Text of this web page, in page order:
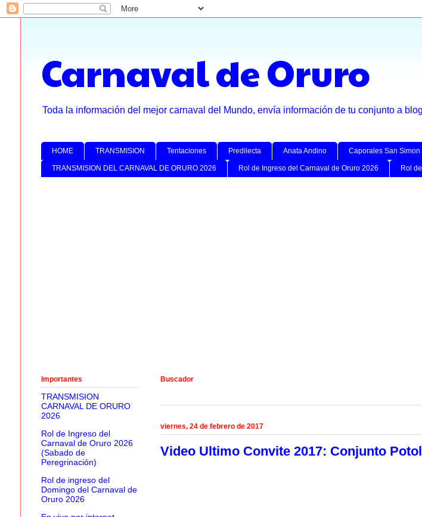
Carnaval de Oruro
Toda la información del mejor carnaval del Mundo, envía información de tu conjunto a
HOME TRANSMISION Tentaciones Predilecta Anata Andino Caporales San Simon
TRANSMISION DEL CARNAVAL DE ORURO 2026 Rol de Ingreso del Carnaval de Oruro 2026 Rol
Buscador
viernes, 24 de febrero de 2017
Video Ultimo Convite 2017: Conjunto
Importantes
TRANSMISION
CARNAVAL DE ORURO
2026
Rol de Ingreso del
Carnaval de Oruro 2026
(Sabado de
Peregrinación)
Rol de ingreso del
Domingo del Carnaval de
Oruro 2026